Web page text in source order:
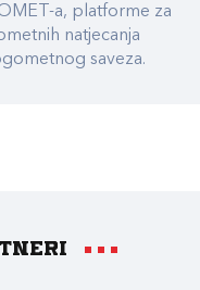
a, platforme za
natjecanja
saveza.